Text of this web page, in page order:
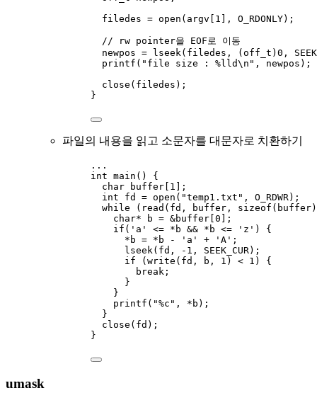
filedes = open( argv 1 ], O_RDONLY) ;
// rw pointer을 EOF로 이동
newpos = lseek(filedes, ( off_t ) 0 ,
printf( " file size : %lld\n " , newpos) ;
close(filedes) ;
}
파일의 내용을 읽고 소문자를 대문자로 치환하기
...
int main () {
char
buffer 1 ];
int fd = open( "temp1.txt " , O_RDWR) ;
while ( read(fd, buffer, sizeof
char* b = &buffer 0 ];
if ( ' a ' <= * b && * b <= ' z ' ) {
* b = * b - ' a ' + ' A ' ;
lseek(fd,
- 1 , SEEK_CUR) ;
if ( write(fd, b, 1 ) < 1 ) {
break ;
}
}
printf( "%c " , * b) ;
}
close(fd) ;
}
umask